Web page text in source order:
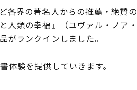
各界の著名人からの推薦・絶賛の
類の幸福』（ユヴァル・ノア・
ランクインしました。
験を提供していきます。